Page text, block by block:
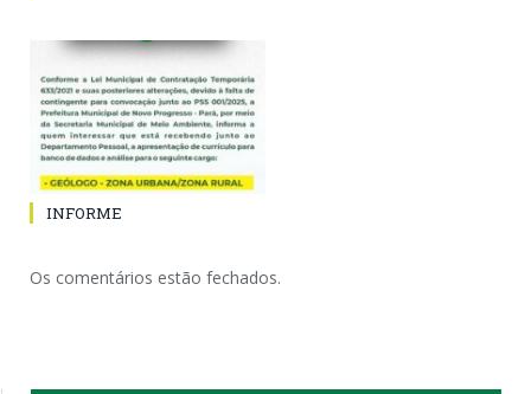
INFORME
Os comentários estão fechados.